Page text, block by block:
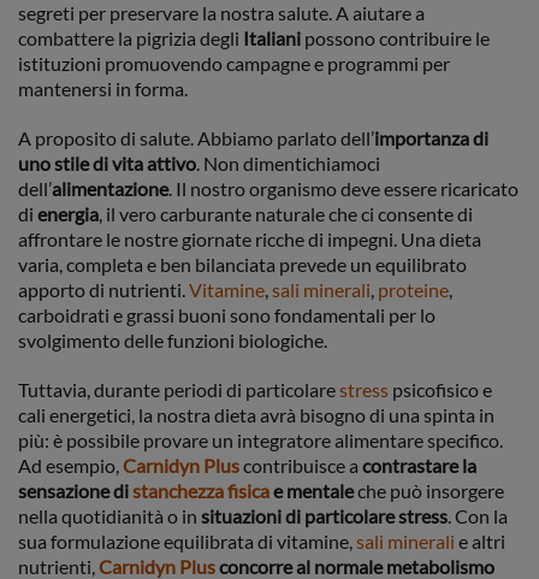
segreti per preservare la nostra salute. A aiutare a
combattere la pigrizia degli Italiani possono contribuire le
istituzioni promuovendo campagne e programmi per
mantenersi in forma.
A proposito di salute. Abbiamo parlato dell’importanza di
uno stile di vita attivo. Non dimentichiamoci
dell’alimentazione. Il nostro organismo deve essere ricaricato
di energia, il vero carburante naturale che ci consente di
affrontare le nostre giornate ricche di impegni. Una dieta
varia, completa e ben bilanciata prevede un equilibrato
apporto di nutrienti.Vitamine,sali minerali, proteine,
carboidrati e grassi buoni sono fondamentali per lo
svolgimento delle funzioni biologiche.
Tuttavia, durante periodi di particolarestress psicofisico e
cali energetici, la nostra dieta avrà bisogno di una spinta in
più: è possibile provare un integratore alimentare specifico.
Ad esempio,Carnidyn Pluscontribuisce a contrastare la
sensazione distanchezza fisicae mentaleche può insorgere
nella quotidianità o in situazioni di particolare stress. Con la
sua formulazione equilibrata di vitamine,sali minerali e altri
nutrienti,Carnidyn Plusconcorre al normale metabolismo